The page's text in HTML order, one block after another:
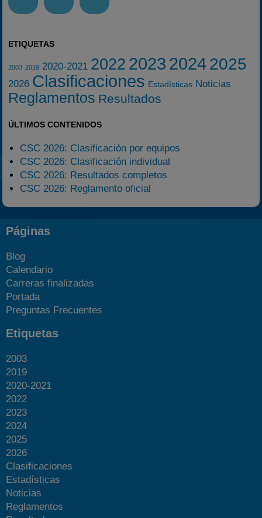
ETIQUETAS
2003 2019 2020-2021 2022 2023 20242025
2026 Clasificaciones Estadísticas Noticias
Reglamentos Resultados
ÚLTIMOS CONTENIDOS
CSC 2026: Clasificación por equipos
CSC 2026: Clasificación individual
CSC 2026: Resultados completos
CSC 2026: Reglamento oficial
Páginas
Blog
Calendario
Carreras finalizadas
Portada
Preguntas Frecuentes
Etiquetas
2003
2019
2020-2021
2022
2023
2024
2025
2026
Clasificaciones
Estadísticas
Noticias
Reglamentos